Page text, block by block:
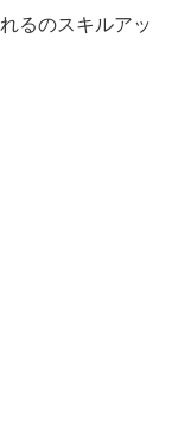
るのスキルアッ